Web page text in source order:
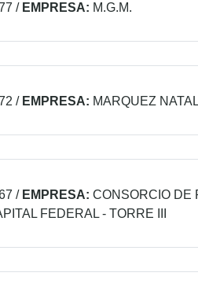
/ EMPRESA: M.G.M.
/ EMPRESA: MARQUEZ
/ EMPRESA: CONSORCIO DE
FEDERAL - TORRE III